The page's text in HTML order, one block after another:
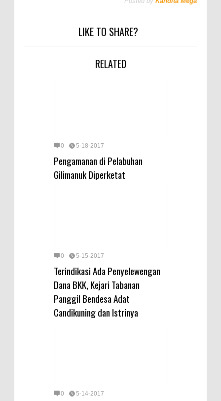
LIKE TO SHARE?
RELATED
0 5-18-2017
Pengamanan di Pelabuhan
Gilimanuk Diperketat
0 5-15-2017
Terindikasi Ada Penyelewengan
Dana BKK, Kejari Tabanan
Panggil Bendesa Adat
Candikuning dan Istrinya
0 5-14-2017